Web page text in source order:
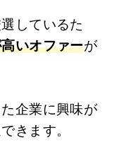
しているた
いオファーが
企業に興味が
きます。